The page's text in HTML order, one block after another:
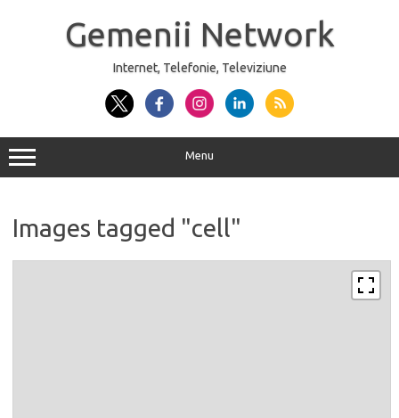
Gemenii Network
Internet, Telefonie, Televiziune
Menu
Images tagged "cell"